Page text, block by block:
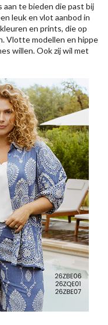
te bieden die past bij
leuk en vlot aanbod in
en prints, die op
Vlotte modellen en hippe
willen. Ook zij wil met